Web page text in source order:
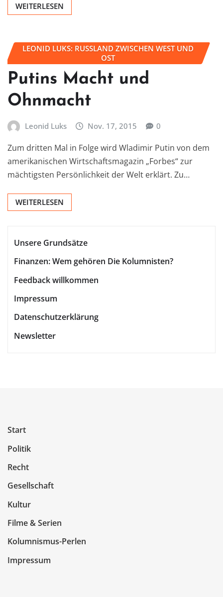
WEITERLESEN
LEONID LUKS: RUSSLAND ZWISCHEN WEST UND
OST
Putins Macht und
Ohnmacht
Leonid Luks Nov. 17, 2015 0
Zum dritten Mal in Folge wird Wladimir Putin von dem
amerikanischen Wirtschaftsmagazin „Forbes“ zur
mächtigsten Persönlichkeit der Welt erklärt. Zu…
WEITERLESEN
Unsere Grundsätze
Finanzen: Wem gehören Die Kolumnisten?
Feedback willkommen
Impressum
Datenschutzerklärung
Newsletter
Start
Politik
Recht
Gesellschaft
Kultur
Filme & Serien
Kolumnismus-Perlen
Impressum